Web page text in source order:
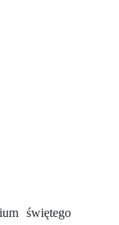
świętego